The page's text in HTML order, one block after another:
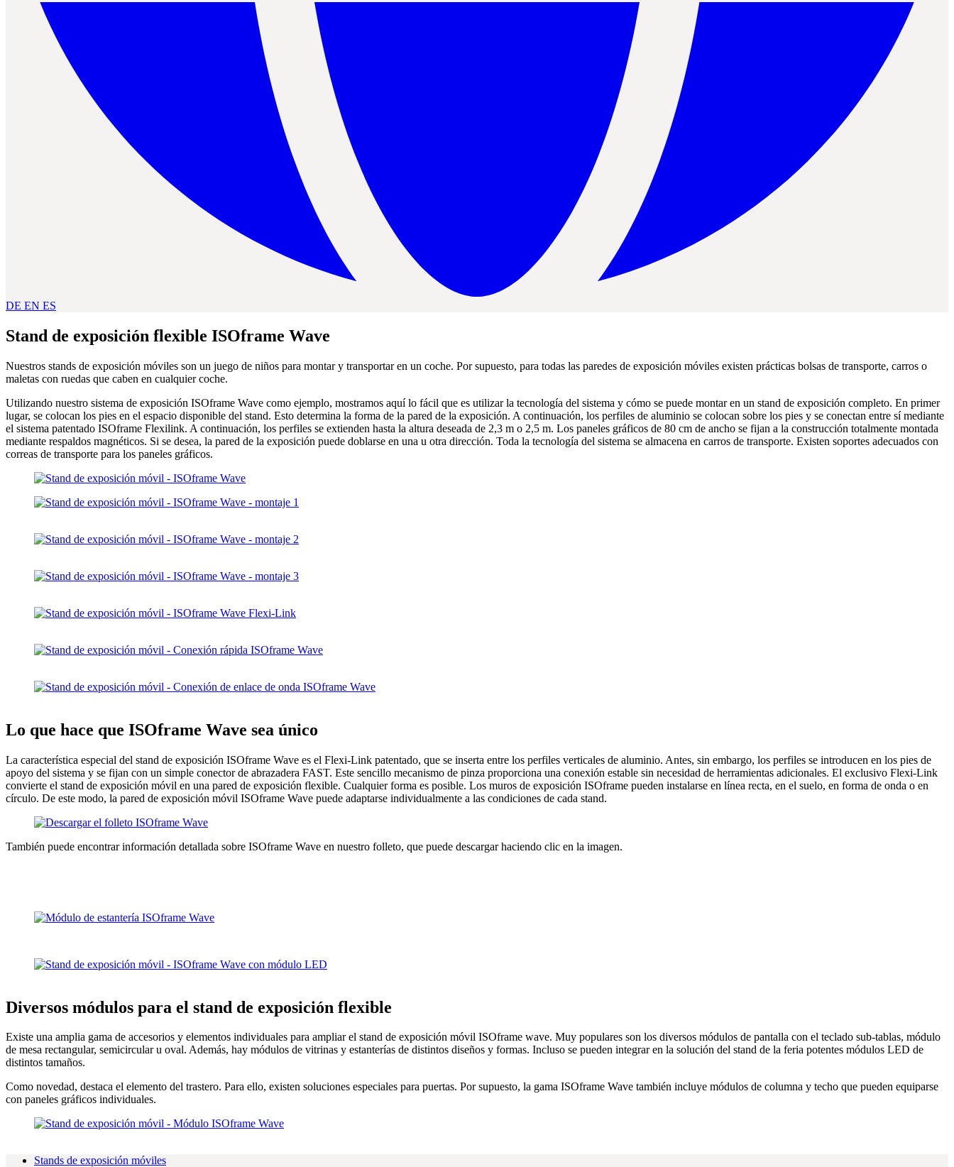
DE EN ES
Stand de exposición flexible ISOframe Wave
Nuestros stands de exposición móviles son un juego de niños para montar y transportar en un coche. Por supuesto, para todas las paredes de exposición móviles existen prácticas bolsas de transporte, carros o
maletas con ruedas que caben en cualquier coche.
Utilizando nuestro sistema de exposición ISOframe Wave como ejemplo, mostramos aquí lo fácil que es utilizar la tecnología del sistema y cómo se puede montar en un stand de exposición completo. En primer
lugar, se colocan los pies en el espacio disponible del stand. Esto determina la forma de la pared de la exposición. A continuación, los perfiles de aluminio se colocan sobre los pies y se conectan entre sí mediante
el sistema patentado ISOframe Flexilink. A continuación, los perfiles se extienden hasta la altura deseada de 2,3 m o 2,5 m. Los paneles gráficos de 80 cm de ancho se fijan a la construcción totalmente montada
mediante respaldos magnéticos. Si se desea, la pared de la exposición puede doblarse en una u otra dirección. Toda la tecnología del sistema se almacena en carros de transporte. Existen soportes adecuados con
correas de transporte para los paneles gráficos.
Lo que hace que ISOframe Wave sea único
La característica especial del stand de exposición ISOframe Wave es el Flexi-Link patentado, que se inserta entre los perfiles verticales de aluminio. Antes, sin embargo, los perfiles se introducen en los pies de
apoyo del sistema y se fijan con un simple conector de abrazadera FAST. Este sencillo mecanismo de pinza proporciona una conexión estable sin necesidad de herramientas adicionales. El exclusivo Flexi-Link
convierte el stand de exposición móvil en una pared de exposición flexible. Cualquier forma es posible. Los muros de exposición ISOframe pueden instalarse en línea recta, en el suelo, en forma de onda o en
círculo. De este modo, la pared de exposición móvil ISOframe Wave puede adaptarse individualmente a las condiciones de cada stand.
También puede encontrar información detallada sobre ISOframe Wave en nuestro folleto, que puede descargar haciendo clic en la imagen.
Diversos módulos para el stand de exposición flexible
Existe una amplia gama de accesorios y elementos individuales para ampliar el stand de exposición móvil ISOframe wave. Muy populares son los diversos módulos de pantalla con el teclado sub-tablas, módulo
de mesa rectangular, semicircular u oval. Además, hay módulos de vitrinas y estanterías de distintos diseños y formas. Incluso se pueden integrar en la solución del stand de la feria potentes módulos LED de
distintos tamaños.
Como novedad, destaca el elemento del trastero. Para ello, existen soluciones especiales para puertas. Por supuesto, la gama ISOframe Wave también incluye módulos de columna y techo que pueden equiparse
con paneles gráficos individuales.
Stands de exposición móviles